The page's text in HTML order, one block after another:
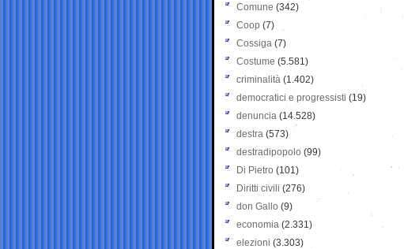
Comune (342)
Coop (7)
Cossiga (7)
Costume (5.581)
criminalità (1.402)
democratici e progressisti (19)
denuncia (14.528)
destra (573)
destradipopolo (99)
Di Pietro (101)
Diritti civili (276)
don Gallo (9)
economia (2.331)
elezioni (3.303)